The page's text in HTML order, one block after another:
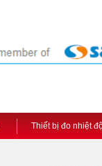
Thiết bị đo nhiệt